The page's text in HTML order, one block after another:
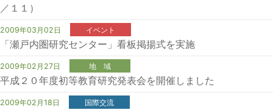
／１１）
2009年03月02日 イベント
「瀬戸内圏研究センター」看板掲揚式を実施
2009年02月27日 地 域
平成２０年度初等教育研究発表会を開催しました
2009年02月18日 国際交流